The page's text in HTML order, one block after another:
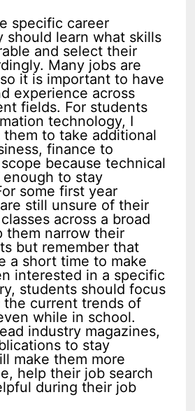
specific career
should learn what skills
and select their
Many jobs are
it is important to have
experience across
fields. For students
technology, I
them to take additional
finance to
because technical
enough to stay
some first year
still unsure of their
across a broad
them narrow their
but remember that
a short time to make
interested in a specific
students should focus
the current trends of
while in school.
industry magazines,
to stay
make them more
help their job search
during their job